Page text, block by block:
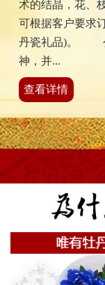
术的结晶，花、
可根据客户要求
丹瓷礼品)。 公
神，并...
查看详情